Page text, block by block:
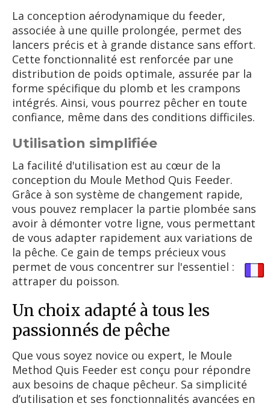
La conception aérodynamique du feeder,
associée à une quille prolongée, permet des
lancers précis et à grande distance sans effort.
Cette fonctionnalité est renforcée par une
distribution de poids optimale, assurée par la
forme spécifique du plomb et les crampons
intégrés. Ainsi, vous pourrez pêcher en toute
confiance, même dans des conditions difficiles.
Utilisation simplifiée
La facilité d'utilisation est au cœur de la
conception du Moule Method Quis Feeder.
Grâce à son système de changement rapide,
vous pouvez remplacer la partie plombée sans
avoir à démonter votre ligne, vous permettant
de vous adapter rapidement aux variations de
la pêche. Ce gain de temps précieux vous
permet de vous concentrer sur l'essentiel :
attraper du poisson.
Un choix adapté à tous les
passionnés de pêche
Que vous soyez novice ou expert, le Moule
Method Quis Feeder est conçu pour répondre
aux besoins de chaque pêcheur. Sa simplicité
d’utilisation et ses fonctionnalités avancées en